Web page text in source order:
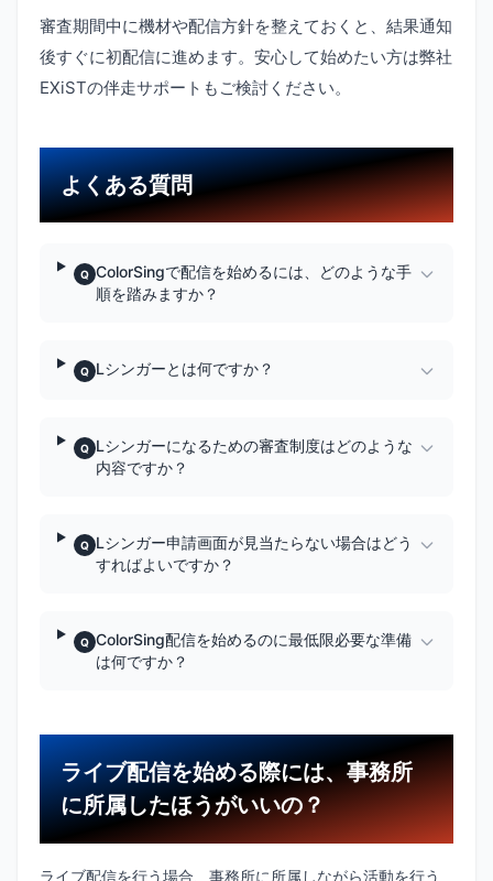
審査期間中に機材や配信方針を整えておくと、結果通知
後すぐに初配信に進めます。安心して始めたい方は弊社
EXiSTの伴走サポートもご検討ください。
よくある質問
Q ColorSingで配信を始めるには、どのような手
順を踏みますか？
Q Lシンガーとは何ですか？
Q Lシンガーになるための審査制度はどのような
内容ですか？
Q Lシンガー申請画面が見当たらない場合はどう
すればよいですか？
Q ColorSing配信を始めるのに最低限必要な準備
は何ですか？
ライブ配信を始める際には、事務所
に所属したほうがいいの？
ライブ配信を行う場合、事務所に所属しながら活動を行う